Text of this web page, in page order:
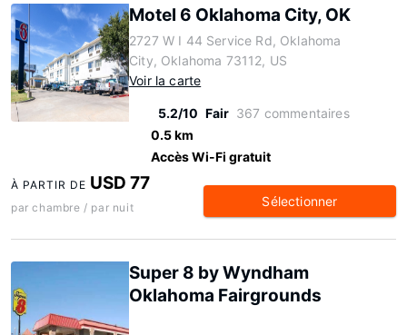
Motel 6 Oklahoma City, OK
2727 W I 44 Service Rd, Oklahoma
City, Oklahoma 73112, US
Voir la carte
5.2/10 Fair 367 commentaires
0.5 km
Accès Wi-Fi gratuit
À PARTIR DE USD 77
par chambre / par nuit Sélectionner
Super 8 by Wyndham
Oklahoma Fairgrounds